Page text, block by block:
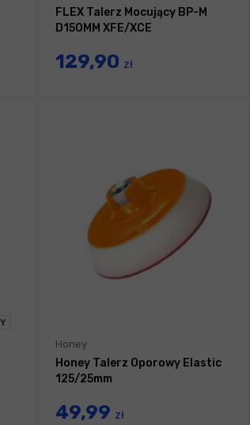
FLEX Talerz Mocujący BP-M
D150MM XFE/XCE
129,90 zł
Honey
Honey Talerz Oporowy Elastic
125/25mm
49,99 zł